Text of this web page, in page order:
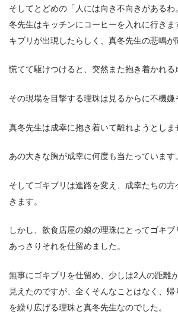
そしてとどめの「人には向き不向きがある
冬先生はキッチンにコーヒーを入れに行き
キブリが出現したらしく、真冬先生の悲鳴が
慌てて駆けつけると、突然また抱き着かれる
その現場を目撃する理珠は見るからに不機嫌
真冬先生は成幸に抱き着いて離れようとしま
あの大きな胸が成幸に何度も当たっています
そしてゴキブリは進路を変え、成幸たちの方
きます。
しかし、飲食店屋の娘の理珠にとってゴキブ
あっさりそれを仕留めました。
無事にゴキブリを仕留め、少しは2人の距離
見えたのですが、全くそんなことはなく、
を繰り広げる理珠と真冬先生なのでした。